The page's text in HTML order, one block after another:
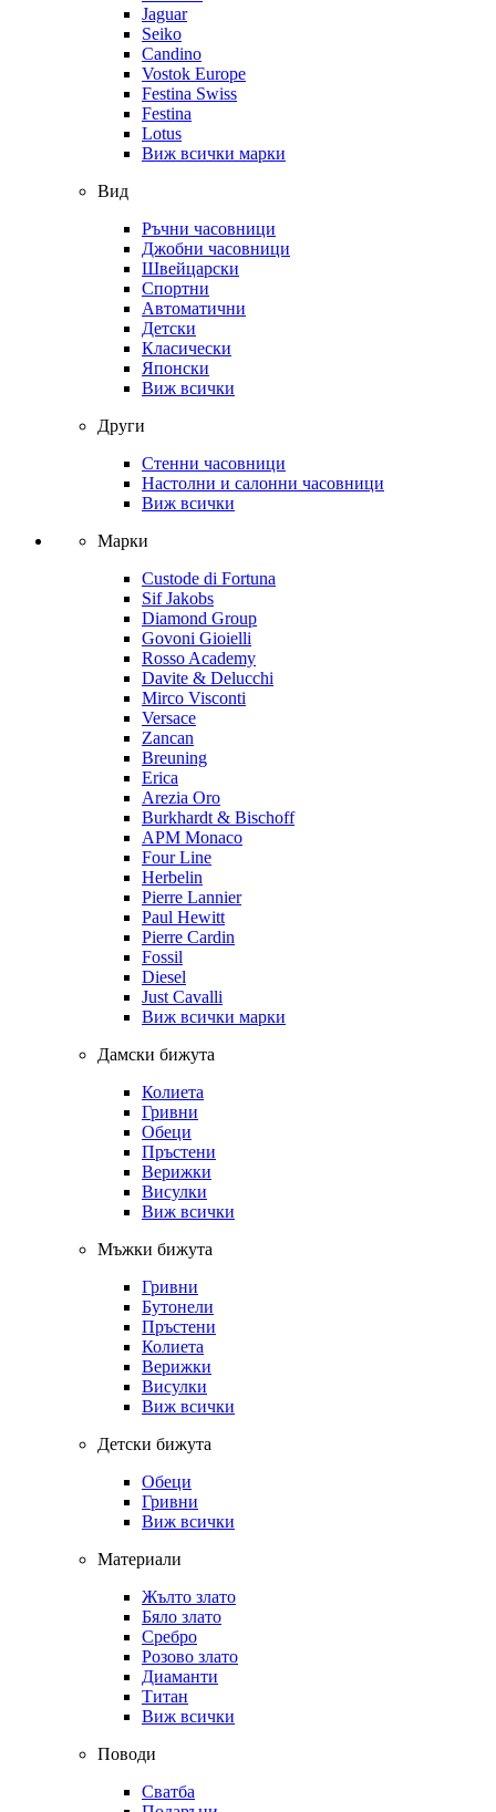
Jaguar
Seiko
Candino
Vostok Europe
Festina Swiss
Festina
Lotus
Виж всички марки
Вид
Ръчни часовници
Джобни часовници
Швейцарски
Спортни
Автоматични
Детски
Класически
Японски
Виж всички
Други
Стенни часовници
Настолни и салонни часовници
Виж всички
Марки
Custode di Fortuna
Sif Jakobs
Diamond Group
Govoni Gioielli
Rosso Academy
Davite & Delucchi
Mirco Visconti
Versace
Zancan
Breuning
Erica
Arezia Oro
Burkhardt & Bischoff
APM Monaco
Four Line
Herbelin
Pierre Lannier
Paul Hewitt
Pierre Cardin
Fossil
Diesel
Just Cavalli
Виж всички марки
Дамски бижута
Колиета
Гривни
Обеци
Пръстени
Верижки
Висулки
Виж всички
Мъжки бижута
Гривни
Бутонели
Пръстени
Колиета
Верижки
Висулки
Виж всички
Детски бижута
Обеци
Гривни
Виж всички
Материали
Жълто злато
Бяло злато
Сребро
Розово злато
Диаманти
Титан
Виж всички
Поводи
Сватба